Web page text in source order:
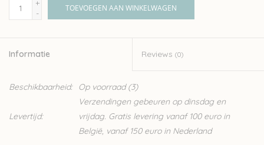
+
-
TOEVOEGEN AAN WINKELWAGEN
Informatie Reviews (0)
Beschikbaarheid: Op voorraad(3)
Levertijd:
Verzendingen gebeuren op dinsdag en
vrijdag. Gratis levering vanaf 100 euro in
België, vanaf 150 euro in Nederland